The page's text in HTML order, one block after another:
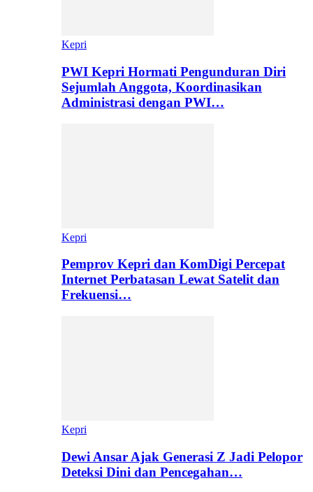
Kepri
PWI Kepri Hormati Pengunduran Diri
Sejumlah Anggota, Koordinasikan
Administrasi dengan PWI…
Kepri
Pemprov Kepri dan KomDigi Percepat
Internet Perbatasan Lewat Satelit dan
Frekuensi…
Kepri
Dewi Ansar Ajak Generasi Z Jadi Pelopor
Deteksi Dini dan Pencegahan…